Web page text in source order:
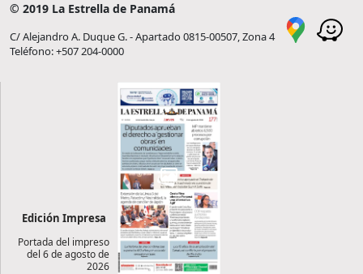
© 2019 La Estrella de Panamá
C/ Alejandro A. Duque G. - Apartado 0815-00507, Zona 4
Teléfono: +507 204-0000
Edición Impresa
Portada del impreso
del 6 de agosto de
2026